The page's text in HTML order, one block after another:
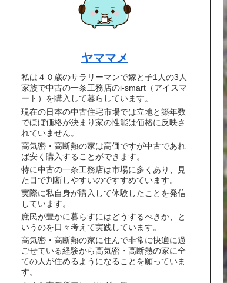
ヤママメ
私は４０歳のサラリーマンで嫁と子1人の3人
家族で中古の一条工務店のi-smart（アイスマ
ート）を購入して暮らしています。
現在の日本の中古住宅市場では立地と築年数
でほぼ価格が決まり家の性能は価格に反映さ
れていません。
高気密・高断熱の家は高価ですが中古であれ
ば安く購入することができます。
特に中古の一条工務店は市場に多くあり、見
た目で判断しやすいのですすめています。
実際に私自身が購入して体験したことを発信
しています。
庶民が豊かに暮らすにはどうするべきか、と
いうのを日々考えて実践しています。
高気密・高断熱の家に住んで非常に快適に過
ごせている経験から高気密・高断熱の家に全
ての人が住めるようになることを願っていま
す。